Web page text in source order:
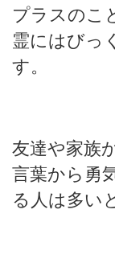
プラスのこ
霊にはびっ
す。
友達や家族
言葉から勇
る人は多い